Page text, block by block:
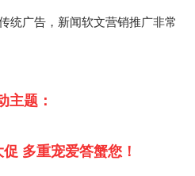
统广告，新闻软文营销推广非常
主题：
多重宠爱答蟹您！